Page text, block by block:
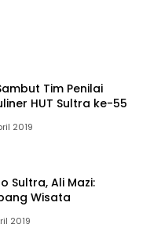
Tim Penilai
HUT Sultra ke-55
2019
Sultra, Ali Mazi:
Wisata
2019